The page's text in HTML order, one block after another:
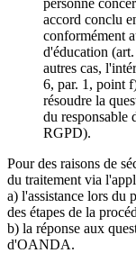
personne
accord conclu
conformément
d'éducation
autres cas,
6, par. 1, point
résoudre la
du responsable
RGPD).
Pour des raisons de
du traitement via
a) l'assistance lors du
des étapes de la
b) la réponse aux
d'OANDA.